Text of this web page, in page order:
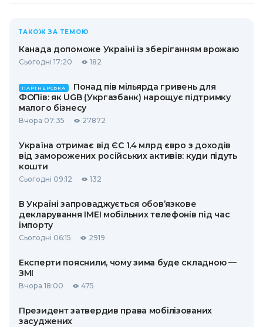
ТАКОЖ ЗА ТЕМОЮ
Канада допоможе Україні із зберіганням врожаю
Сьогодні 17:20 182
ПАРТНЕРСЬКА
Понад пів мільярда гривень для
ФОПів: як UGB (Укргазбанк) нарощує підтримку
малого бізнесу
Вчора 07:35 27872
Україна отримає від ЄС 1,4 млрд євро з доходів
від заморожених російських активів: куди підуть
кошти
Сьогодні 09:12 132
В Україні запроваджується обов’язкове
декларування IMEI мобільних телефонів під час
імпорту
Сьогодні 06:15 2919
Експерти пояснили, чому зима буде складною —
ЗМІ
Вчора 18:00 475
Президент затвердив права мобілізованих
засуджених